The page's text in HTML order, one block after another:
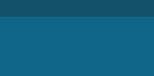
Formulário